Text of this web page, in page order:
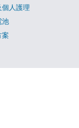
個人護理
池
案